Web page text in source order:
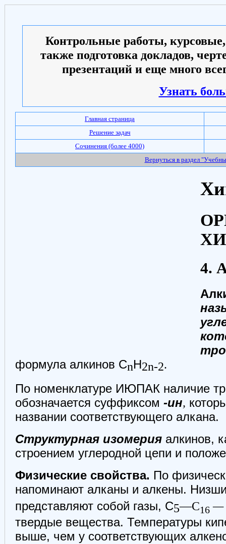
Контрольные работы,
также подготовка докладов,
презентаций и еще много
Узнать
Главная страница
Решение задач
Сочинения (более 4000)
Вернуться в раздел
4.
формула алкинов СnН2n-2.
По номенклатуре ИЮПАК наличие
обозначается суффиксом -ин,
названии соответствующего алкана.
Структурная изомерия алкинов,
строением углеродной цепи и
Физические свойства. По
напоминают алканы и алкены.
представляют собой газы, С5—C16 —
твердые вещества. Температуры
выше, чем у соответствующих